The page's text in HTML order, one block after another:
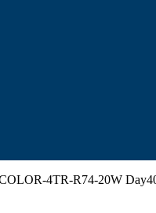
4TR-R74-20W